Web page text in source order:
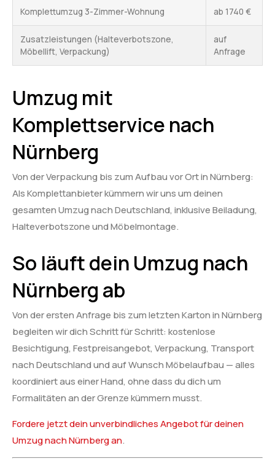
Komplettumzug 3-Zimmer-Wohnung ab 1740 €
Zusatzleistungen (Halteverbotszone,
Möbellift, Verpackung)
auf
Anfrage
Umzug mit
Komplettservice nach
Nürnberg
Von der Verpackung bis zum Aufbau vor Ort in Nürnberg:
Als Komplettanbieter kümmern wir uns um deinen
gesamten Umzug nach Deutschland, inklusive Beiladung,
Halteverbotszone und Möbelmontage.
So läuft dein Umzug nach
Nürnberg ab
Von der ersten Anfrage bis zum letzten Karton in Nürnberg
begleiten wir dich Schritt für Schritt: kostenlose
Besichtigung, Festpreisangebot, Verpackung, Transport
nach Deutschland und auf Wunsch Möbelaufbau — alles
koordiniert aus einer Hand, ohne dass du dich um
Formalitäten an der Grenze kümmern musst.
Fordere jetzt dein unverbindliches Angebot für deinen
Umzug nach Nürnberg an.